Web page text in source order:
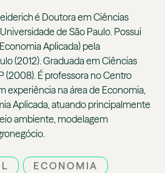
é Doutora em Ciências
de São Paulo. Possui
Aplicada) pela
(2012). Graduada em Ciências
(2008). É professora no Centro
experiência na área de Economia,
Aplicada, atuando principalmente
ambiente, modelagem
ECONOMIA